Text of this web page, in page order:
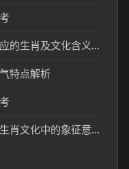
面貌一新是什么生肖_面貌一新对应的生肖及文化含义解析
特点解析
志冲牛斗是什么生肖_志冲牛斗在生肖文化中的象征意义